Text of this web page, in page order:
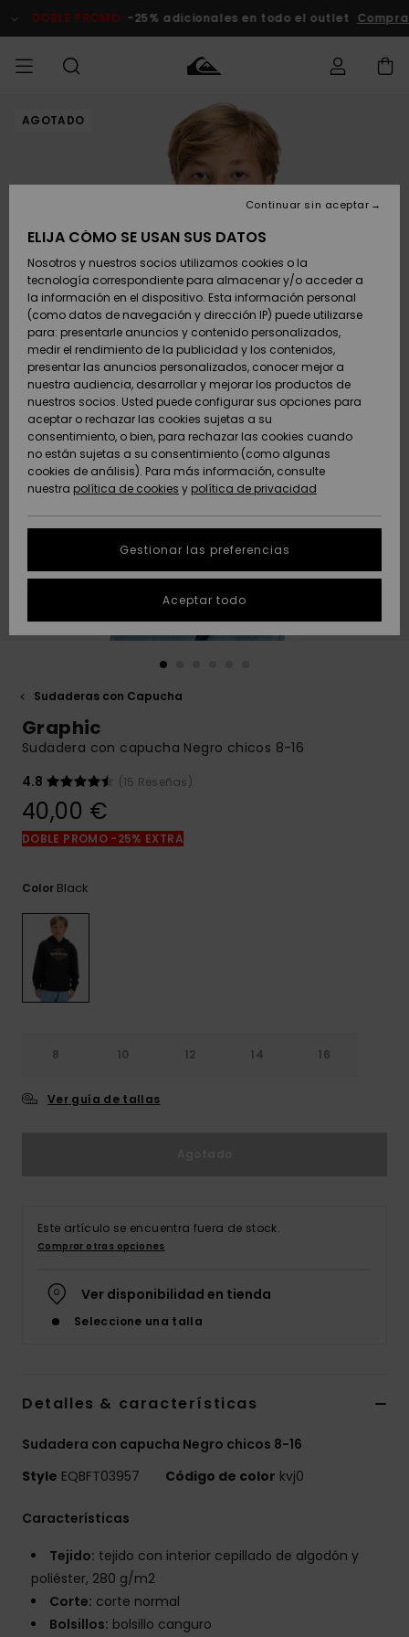
del
DOBLE PROMO -25% adicionales en todo el outlet
HOMBRE Ropa
Zapatos y
chanclas
Surf
Snow
Novedades
Destacados
Ropa
Zapatos y
chanclas
Surf
Snow
Novedades
Destacados
Shop
Destacados
Snow
SURF
Surf Shop
Hombre
Highlights
Comunidad
SNOW
Tienda
Snow
Hombre
Snow Niños
Tienda
Snow Mujer
Destacados
Comunidad
DOBLE
PROMO
Outlet
Hombre
Outlet
Mujer
AYUDA &
CONTACTO
Accede a tu
pedido
Envio
Devoluciones
Pago
Tarjeta de
regalo
Quiksilver
Freedom
Protección de
datos
personales
Inicia una
conversación
la respuesta
más rápida a
Encuentra
respuestas a
las preguntas
accede a
SOSTENIBILIDAD
AGOTADO
Sudaderas con Capucha
Graphic
Sudadera con capucha Negro chicos 8-16
4.8
(15 Reseñas)
40,00 €
DOBLE PROMO -25% EXTRA
Color Black
8 10 12 14 16
Ver guía de tallas
Este artículo se encuentra fuera de stock.
Comprar otras opciones
Ver disponibilidad en tienda
Seleccione una talla
Detalles & características
Sudadera con capucha Negro chicos 8-16
Style EQBFT03957 Código de color kvj0
Características
Tejido: tejido con interior cepillado de algodón y
poliéster, 280 g/m2
Corte: corte normal
Bolsillos: bolsillo canguro
ELIJA CÓMO SE USAN SUS DATOS
Nosotros y nuestros socios utilizamos cookies o la
tecnología correspondiente para almacenar y/o acceder a
la información en el dispositivo. Esta información personal
(como datos de navegación y dirección IP) puede utilizarse
para: presentarle anuncios y contenido personalizados,
medir el rendimiento de la publicidad y los contenidos,
presentar las anuncios personalizados, conocer mejor a
nuestra audiencia, desarrollar y mejorar los productos de
nuestros socios. Usted puede configurar sus opciones para
aceptar o rechazar las cookies sujetas a su
consentimiento, o bien, para rechazar las cookies cuando
no están sujetas a su consentimiento (como algunas
cookies de análisis). Para más información, consulte
nuestra política de cookies y política de privacidad
Gestionar las preferencias
Continuar sin aceptar
Aceptar todo